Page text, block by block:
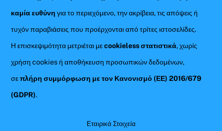
καμία ευθύνη για το περιεχόμενο, την ακρίβεια, τις απόψεις ή
τυχόν παραβιάσεις που προέρχονται από τρίτες ιστοσελίδες.
Η επισκεψιμότητα μετριέται μεcookieless στατιστικά, χωρίς
χρήση cookies ή αποθήκευση προσωπικών δεδομένων,
σεπλήρη συμμόρφωση με τον Κανονισμό (ΕΕ) 2016/679
(GDPR).
Εταιρικά Στοιχεία